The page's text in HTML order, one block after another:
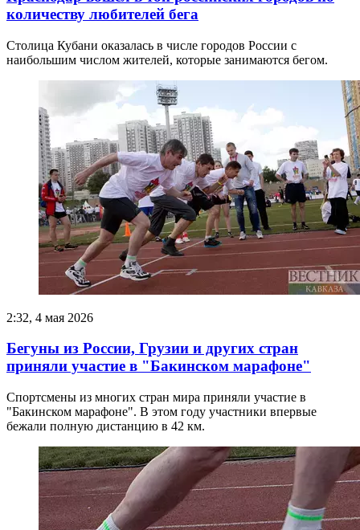
количеству любителей бега
Столица Кубани оказалась в числе городов России с
наибольшим числом жителей, которые занимаются бегом.
2:32, 4 мая 2026
Бегуны из России, Грузии и других стран
приняли участие в "Бакинском марафоне"
Спортсмены из многих стран мира приняли участие в
"Бакинском марафоне". В этом году участники впервые
бежали полную дистанцию в 42 км.